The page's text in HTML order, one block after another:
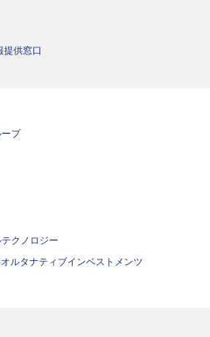
提供窓口
プ
クノロジー
ルタナティブインベストメンツ